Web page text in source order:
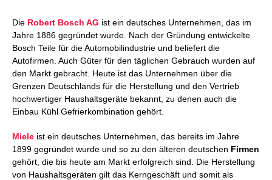
Die Robert Bosch AG ist ein deutsches Unternehmen, das im
Jahre 1886 gegründet wurde. Nach der Gründung entwickelte
Bosch Teile für die Automobilindustrie und beliefert die
Autofirmen. Auch Güter für den täglichen Gebrauch wurden auf
den Markt gebracht. Heute ist das Unternehmen über die
Grenzen Deutschlands für die Herstellung und den Vertrieb
hochwertiger Haushaltsgeräte bekannt, zu denen auch die
Einbau Kühl Gefrierkombination gehört.
Miele ist ein deutsches Unternehmen, das bereits im Jahre
1899 gegründet wurde und so zu den älteren deutschen Firmen
gehört, die bis heute am Markt erfolgreich sind. Die Herstellung
von Haushaltsgeräten gilt das Kerngeschäft und somit als